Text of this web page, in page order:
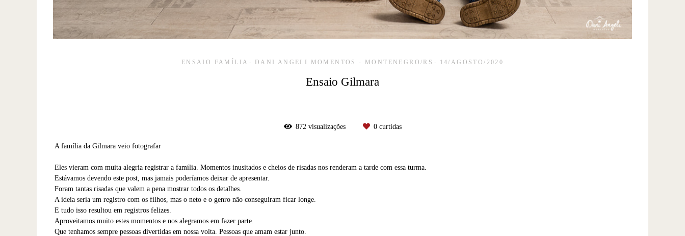
ENSAIO FAMÍLIA DANI ANGELI MOMENTOS - MONTENEGRO/RS 14/AGOSTO/2020
Ensaio Gilmara
872 visualizações 0curtidas
A família da Gilmara veio fotografar
Eles vieram com muita alegria registrar a família. Momentos inusitados e cheios de risadas nos renderam a tarde com essa turma.
Estávamos devendo este post, mas jamais poderíamos deixar de apresentar.
Foram tantas risadas que valem a pena mostrar todos os detalhes.
A ideia seria um registro com os filhos, mas o neto e o genro não conseguiram ficar longe.
E tudo isso resultou em registros felizes.
Aproveitamos muito estes momentos e nos alegramos em fazer parte.
Que tenhamos sempre pessoas divertidas em nossa volta. Pessoas que amam estar junto.